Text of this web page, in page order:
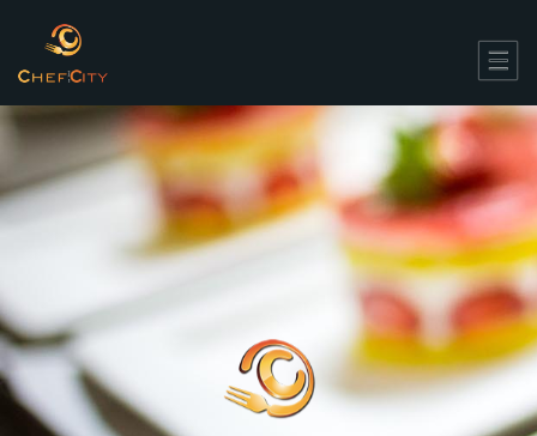
illustrate nella cookie policy. Chiudendo questo banner, scorrendo questa
pagina o cliccando qualunque suo elemento acconsenti all'uso dei